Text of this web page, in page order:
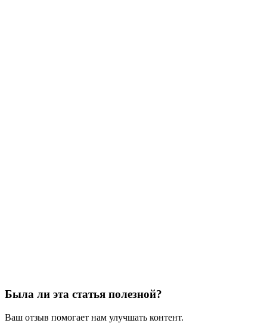
Была ли эта статья полезной?
Ваш отзыв помогает нам улучшать контент.